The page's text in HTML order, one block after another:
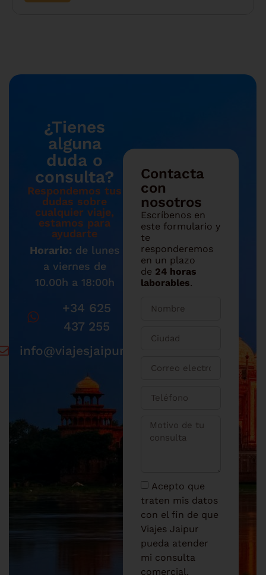
¿Tienes
alguna
duda o
consulta?
Respondemos tus
dudas sobre
cualquier viaje,
estamos para
ayudarte
Horario: de lunes
a viernes de
10.00h a 18:00h
+34 625
437 255
info@viajesjaipur.com
Contacta
con
nosotros
Escríbenos en
este formulario y
te
responderemos
en un plazo
de 24 horas
laborables.
Acepto que
traten mis datos
con el fin de que
Viajes Jaipur
pueda atender
mi consulta
comercial.